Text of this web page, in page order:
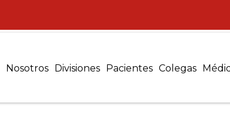
Nosotros Divisiones Pacientes Colegas